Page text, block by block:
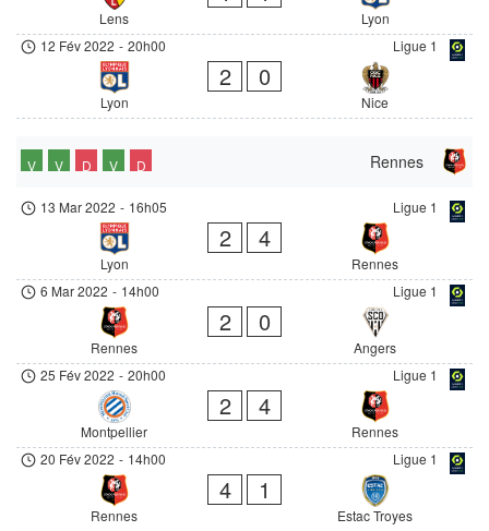
Lens
Lyon
Ligue 1
12 Fév 2022 - 20h00
Lyon
2 0
Nice
Rennes
V V D V D
Ligue 1
13 Mar 2022 - 16h05
Lyon
2 4
Rennes
Ligue 1
6 Mar 2022 - 14h00
Rennes
2 0
Angers
Ligue 1
25 Fév 2022 - 20h00
Montpellier
2 4
Rennes
Ligue 1
20 Fév 2022 - 14h00
Rennes
4 1
Estac Troyes